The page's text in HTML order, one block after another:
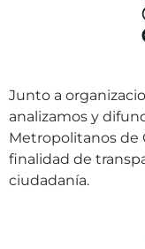
Junto a
analizamos y
Metropolitanos de
finalidad de
ciudadanía.